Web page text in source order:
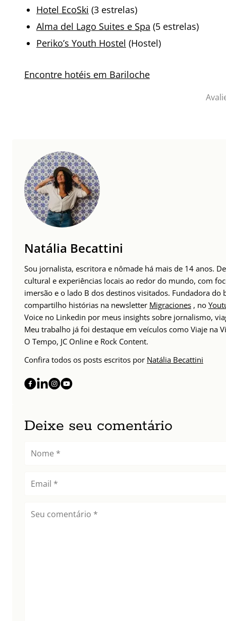
Hotel EcoSki (3 estrelas)
Alma del Lago Suites e Spa (5 estrelas)
Periko’s Youth Hostel (Hostel)
Encontre hotéis em Bariloche
Natália Becattini
Sou jornalista, escritora e nômade há mais de 14 anos.
cultural e experiências locais ao redor do mundo, com
imersão e o lado B dos destinos visitados. Fundadora
compartilho histórias na newsletter Migraciones , no
Voice no Linkedin por meus insights sobre jornalismo,
Meu trabalho já foi destaque em veículos como Viaje na
O Tempo, JC Online e Rock Content.
Confira todos os posts escritos por Natália Becattini
Deixe seu comentário